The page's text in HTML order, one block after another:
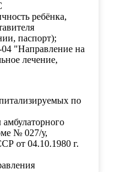
ребёнка,
паспорт);
"Направление на
лечение,
по
№ 027/у,
от 04.10.1980 г.